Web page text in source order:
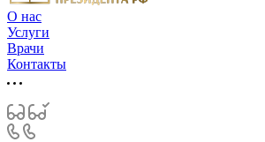
О нас
Услуги
Врачи
Контакты